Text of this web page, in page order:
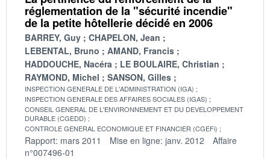
réglementation de la "sécurité incendie"
de la petite hôtellerie décidé en 2006
BARREY, Guy
CHAPELON, Jean
LEBENTAL, Bruno
AMAND, Francis
HADDOUCHE, Nacéra
LE BOULAIRE, Christian
RAYMOND, Michel
SANSON, Gilles
INSPECTION GENERALE DE L'ADMINISTRATION (IGA)
INSPECTION GENERALE DES AFFAIRES SOCIALES (IGAS)
CONSEIL GENERAL DE L'ENVIRONNEMENT ET DU DEVELOPPEMENT
DURABLE (CGEDD)
CONTROLE GENERAL ECONOMIQUE ET FINANCIER (CGEFi)
Rapport: mars 2011 Mise en ligne: janv. 2012
Affaire
n°007496-01